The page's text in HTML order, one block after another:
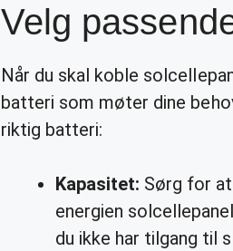
Velg
Når du skal koble
batteri som møter dine
riktig batteri:
Kapasitet: Sørg for
energien
du ikke har tilgang til